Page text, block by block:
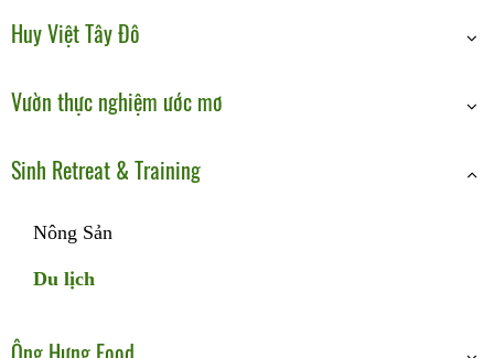
Huy Việt Tây Đô
Vườn thực nghiệm ước mơ
Huy Việt Tây Đô
Vườn thực nghiệm ước mơ
Sinh Retreat & Training
Nông Sản
Du lịch